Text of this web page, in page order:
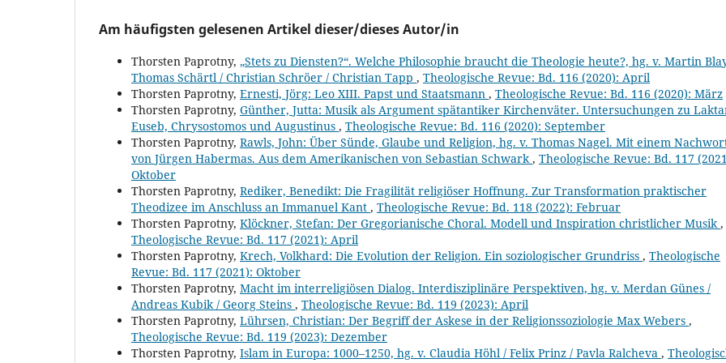
Am häufigsten gelesenen Artikel dieser/dieses Autor/in
Thorsten Paprotny, „Stets zu Diensten?“. Welche Philosophie braucht die Theologie heute?, hg. v. Martin
Thomas Schärtl / Christian Schröer / Christian Tapp , Theologische Revue: Bd. 116 (2020): April
Thorsten Paprotny, Ernesti, Jörg: Leo XIII. Papst und Staatsmann , Theologische Revue: Bd. 116 (2020): März
Thorsten Paprotny, Günther, Jutta: Musik als Argument spätantiker Kirchenväter. Untersuchungen zu
Euseb, Chrysostomos und Augustinus , Theologische Revue: Bd. 116 (2020): September
Thorsten Paprotny, Rawls, John: Über Sünde, Glaube und Religion, hg. v. Thomas Nagel. Mit einem
von Jürgen Habermas. Aus dem Amerikanischen von Sebastian Schwark, Theologische Revue: Bd. 117
Oktober
Thorsten Paprotny, Rediker, Benedikt: Die Fragilität religiöser Hoffnung. Zur Transformation praktischer
Theodizee im Anschluss an Immanuel Kant , Theologische Revue: Bd. 118 (2022): Februar
Thorsten Paprotny, Klöckner, Stefan: Der Gregorianische Choral. Modell und Inspiration christlicher Musik,
Theologische Revue: Bd. 117 (2021): April
Thorsten Paprotny, Krech, Volkhard: Die Evolution der Religion. Ein soziologischer Grundriss , Theologische
Revue: Bd. 117 (2021): Oktober
Thorsten Paprotny, Macht im interreligiösen Dialog. Interdisziplinäre Perspektiven, hg. v. Merdan Günes /
Andreas Kubik / Georg Steins , Theologische Revue: Bd. 119 (2023): April
Thorsten Paprotny, Lührsen, Christian: Der Begriff der Askese in der Religionssoziologie Max Webers ,
Theologische Revue: Bd. 119 (2023): Dezember
Thorsten Paprotny, Islam in Europa: 1000–1250, hg. v. Claudia Höhl / Felix Prinz / Pavla Ralcheva ,